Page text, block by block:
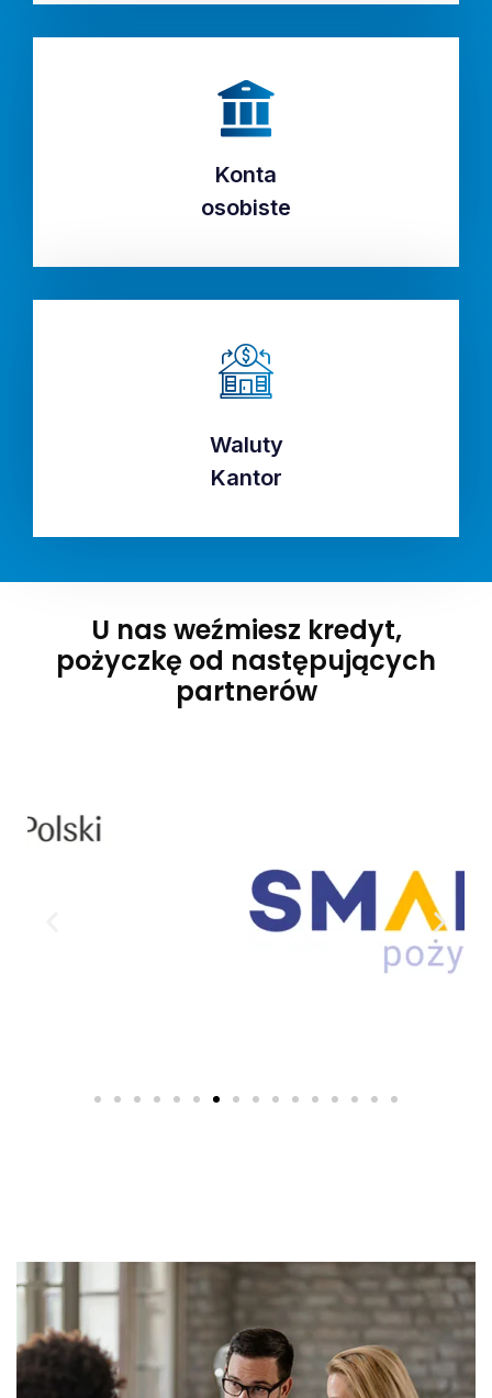
Konta
osobiste
Konta
osobiste
Waluty
Kantor
Waluty
Kantor
U nas weźmiesz kredyt,
pożyczkę od następujących
partnerów